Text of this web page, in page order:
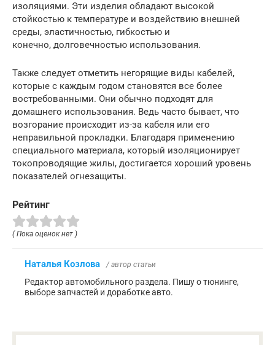
изоляциями. Эти изделия обладают высокой
стойкостью к температуре и воздействию внешней
среды, эластичностью, гибкостью и
конечно, долговечностью использования.
Также следует отметить негорящие виды кабелей,
которые с каждым годом становятся все более
востребованными. Они обычно подходят для
домашнего использования. Ведь часто бывает, что
возгорание происходит из-за кабеля или его
неправильной прокладки. Благодаря применению
специального материала, который изоляционирует
токопроводящие жилы, достигается хороший уровень
показателей огнезащиты.
Рейтинг
( Пока оценок нет )
Наталья Козлова / автор статьи
Редактор автомобильного раздела. Пишу о тюнинге,
выборе запчастей и доработке авто.